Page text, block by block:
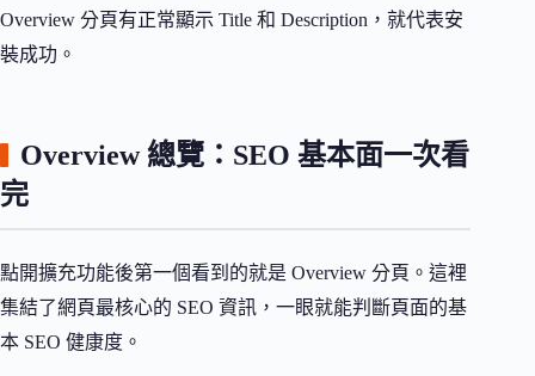
Overview 分頁有正常顯示 Title 和 Description，就代表安
裝成功。
Overview 總覽：SEO 基本面一次看
完
點開擴充功能後第一個看到的就是 Overview 分頁。這裡
集結了網頁最核心的 SEO 資訊，一眼就能判斷頁面的基
本 SEO 健康度。